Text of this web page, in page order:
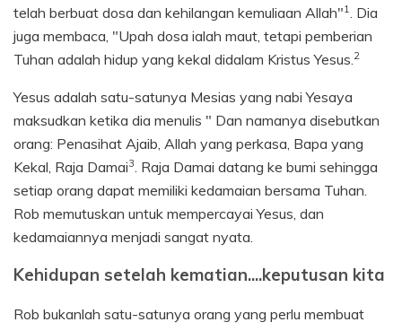
telah berbuat dosa dan kehilangan kemuliaan Allah"1 . Dia
juga membaca, "Upah dosa ialah maut, tetapi pemberian
Tuhan adalah hidup yang kekal didalam Kristus Yesus.2
Yesus adalah satu-satunya Mesias yang nabi Yesaya
maksudkan ketika dia menulis " Dan namanya disebutkan
orang: Penasihat Ajaib, Allah yang perkasa, Bapa yang
Kekal, Raja Damai3. Raja Damai datang ke bumi sehingga
setiap orang dapat memiliki kedamaian bersama Tuhan.
Rob memutuskan untuk mempercayai Yesus, dan
kedamaiannya menjadi sangat nyata.
Kehidupan setelah kematian....keputusan kita
Rob bukanlah satu-satunya orang yang perlu membuat